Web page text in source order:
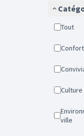
Tout
Environnement et Nature en
ville